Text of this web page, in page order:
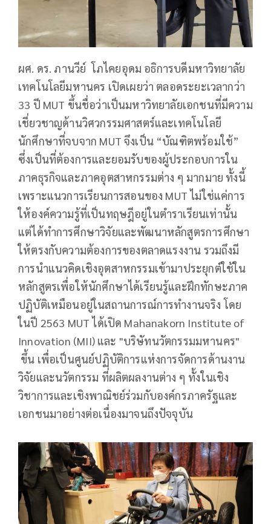
ผศ. ดร. ภานวีย์ โภไคยอุดม อธิการบดีมหาวิทยาลัย
เทคโนโลยีมหานคร เปิดเผยว่า ตลอดระยะเวลากว่า
33 ปี MUT ขึ้นชื่อว่าเป็นมหาวิทยาลัยเอกชนที่มีความ
เชี่ยวชาญด้านวิศวกรรมศาสตร์และเทคโนโลยี
นักศึกษาที่จบจาก MUT จึงเป็น “บัณฑิตพร้อมใช้”
ซึ่งเป็นที่ต้องการและยอมรับของผู้ประกอบการใน
ภาคธุรกิจและภาคอุตสาหกรรมต่าง ๆ มากมาย ทั้งนี้
เพราะแนวการเรียนการสอนของ MUT ไม่ใช่แค่การ
ให้องค์ความรู้ที่เป็นทฤษฎีอยู่ในตำราเรียนเท่านั้น
แต่ได้ทำการศึกษาวิจัยและพัฒนาหลักสูตรการศึกษา
ให้ตรงกับความต้องการของตลาดแรงงาน รวมถึงมี
การนำแนวคิดเชิงอุตสาหกรรมเข้ามาประยุกต์ใช้ใน
หลักสูตรเพื่อให้นักศึกษาได้เรียนรู้และฝึกทักษะภาค
ปฏิบัติเหมือนอยู่ในสถานการณ์การทำงานจริง โดย
ในปี 2563 MUT ได้เปิด Mahanakorn Institute of
Innovation (MII) และ "บริษัทนวัตกรรมมหานคร"
ขึ้น เพื่อเป็นศูนย์ปฏิบัติการแห่งการจัดการด้านงาน
วิจัยและนวัตกรรม ที่ผลิตผลงานต่าง ๆ ทั้งในเชิง
วิชาการและเชิงพาณิชย์ร่วมกับองค์กรภาครัฐและ
เอกชนมาอย่างต่อเนื่องมาจนถึงปัจจุบัน